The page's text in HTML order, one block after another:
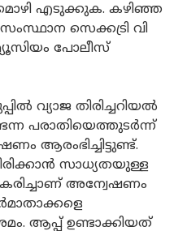
എടുക്കുക. കഴിഞ്ഞ
സെക്കട്രി വി
പോലീസ്
വ്യാജ തിരിച്ചറിയൽ
പരാതിയെത്തുടർന്ന്
ആരംഭിച്ചിട്ടുണ്ട്.
സാധ്യതയുള്ള
അന്വേഷണം
ആപ്പ് ഉണ്ടാക്കിയത്